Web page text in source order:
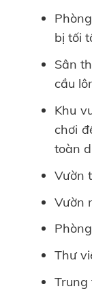
bị tối
Sân
cầu
Khu
chơi
toàn
Vườn
Vườn
Thư
Trung